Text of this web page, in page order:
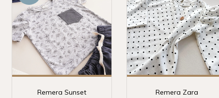
Remera Sunset Remera Zara